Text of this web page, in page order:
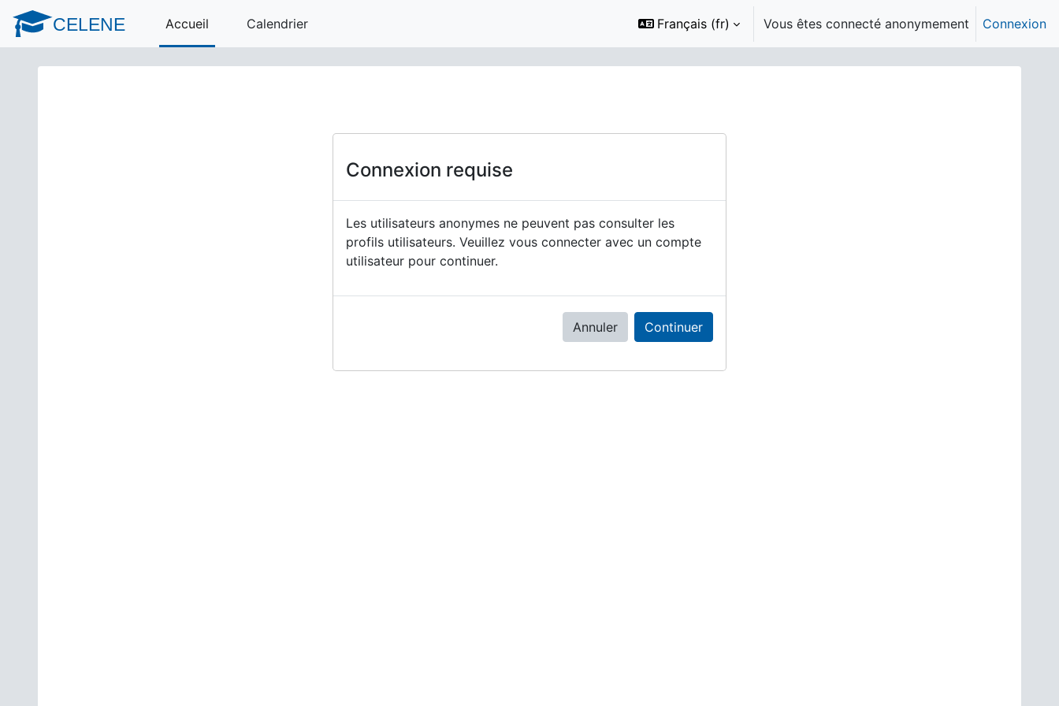
Passer au contenu principal
CELENE Accueil Calendrier Français ‎(fr)‎ Vous êtes connecté anonymement Connexion
Connexion requise
Les utilisateurs anonymes ne peuvent pas consulter les
profils utilisateurs. Veuillez vous connecter avec un compte
utilisateur pour continuer.
Annuler Continuer